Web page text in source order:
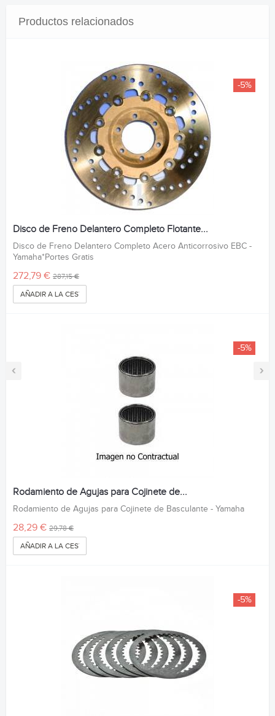
Productos relacionados
‹ ›
-5%
Disco de Freno Delantero Completo Flotante...
Disco de Freno Delantero Completo Acero Anticorrosivo EBC -
Yamaha*Portes Gratis
272,79 € 287,15 €
AÑADIR A LA CESTA
-5%
Rodamiento de Agujas para Cojinete de...
Rodamiento de Agujas para Cojinete de Basculante - Yamaha
28,29 € 29,78 €
AÑADIR A LA CESTA
-5%